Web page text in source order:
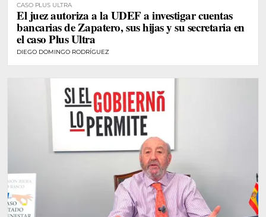
CASO PLUS ULTRA
El juez autoriza a la UDEF a investigar cuentas
bancarias de Zapatero, sus hijas y su secretaria en
el caso Plus Ultra
DIEGO DOMINGO RODRÍGUEZ